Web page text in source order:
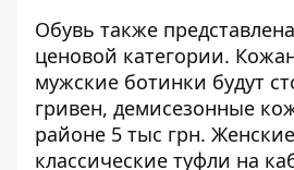
Обувь также
ценовой категории.
мужские ботинки будут
гривен, демисезонные
районе 5 тыс грн.
классические туфли на